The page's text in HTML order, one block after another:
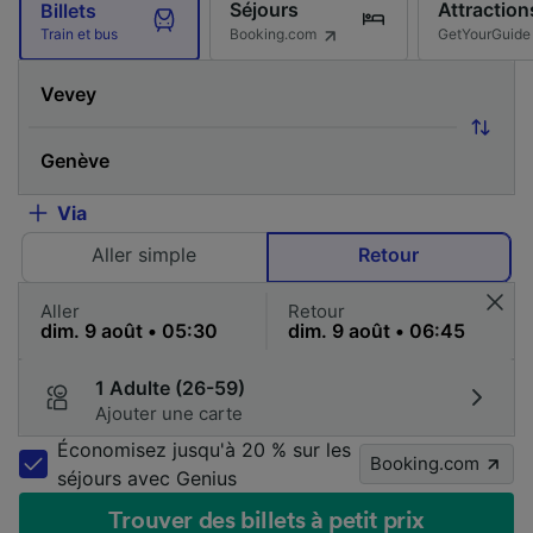
Billets
Train et bus
Séjours
Booking.com GetYourGuide
Via
Aller simple
Retour
Aller Retour
1 Adulte (26-59)
Ajouter une carte
Économisez jusqu'à 20 % sur les
séjours avec Genius
Booking.com
Trouver des billets à petit prix